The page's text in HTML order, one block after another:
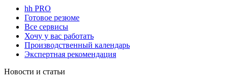
hh PRO
Готовое резюме
Все сервисы
Хочу у вас работать
Производственный календарь
Экспертная рекомендация
Новости и статьи